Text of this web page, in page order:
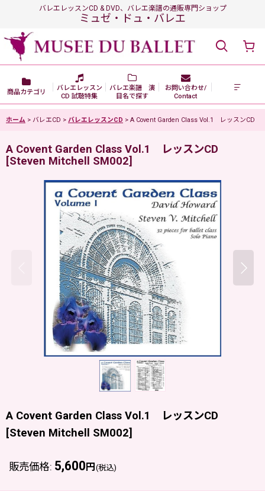
バレエレッスンCD & DVD、バレエ楽譜の通販専門ショップ
ミュゼ・ドュ・バレエ
商品カテゴリ
バレエレッスン
CD 試聴特集
バレエ楽譜 演
目名で探す
お問い合わせ/
Contact
ホーム > バレエCD > バレエレッスンCD > A Covent Garden Class Vol.1 レッスンCD
A Covent Garden Class Vol.1 レッスンCD
[Steven Mitchell SM002]
A Covent Garden Class Vol.1 レッスンCD
[Steven Mitchell SM002]
販売価格: 5,600 円 (税込)